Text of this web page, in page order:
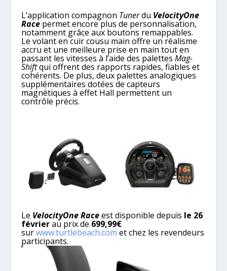
L’application compagnon Tunerdu VelocityOne
Race permet encore plus de personnalisation,
notamment grâce aux boutons remappables.
Le volant en cuir cousu main offre un réalisme
accru et une meilleure prise en main tout en
passant les vitesses à l’aide des palettesMag-
Shiftqui offrent des rapports rapides, fiables et
cohérents. De plus, deux palettes analogiques
supplémentaires dotées de capteurs
magnétiques à effet Hall permettent un
contrôle précis.
Le VelocityOne Raceest disponible depuis le 26
févrierau prix de 699,99€
surwww.turtlebeach.com et chez les revendeurs
participants.